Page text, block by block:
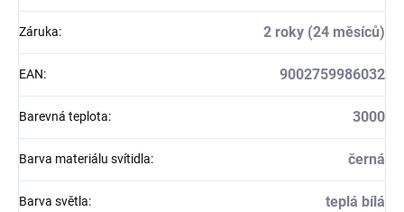
Záruka: 2 roky (24 měsíců)
EAN: 9002759986032
Barevná teplota: 3000
Barva materiálu svítidla: černá
Barva světla: teplá bílá